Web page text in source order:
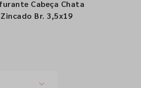
sociaisCabeça Chata
Br. 3,5x19